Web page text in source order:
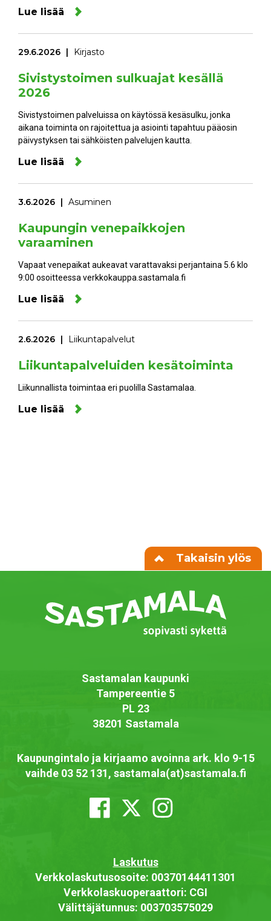
Lue lisää
29.6.2026 Kirjasto
Sivistystoimen sulkuajat kesällä
2026
Sivistystoimen palveluissa on käytössä kesäsulku, jonka
aikana toiminta on rajoitettua ja asiointi tapahtuu pääosin
päivystyksen tai sähköisten palvelujen kautta.
Lue lisää
3.6.2026 Asuminen
Kaupungin venepaikkojen
varaaminen
Vapaat venepaikat aukeavat varattavaksi perjantaina 5.6 klo
9:00 osoitteessa verkkokauppa.sastamala.fi
Lue lisää
2.6.2026 Liikuntapalvelut
Liikuntapalveluiden kesätoiminta
Liikunnallista toimintaa eri puolilla Sastamalaa.
Lue lisää
Takaisin ylös
Sastamalan kaupunki
Tampereentie 5
PL 23
38201 Sastamala
Kaupungintalo ja kirjaamo avoinna ark. klo 9-15
vaihde 03 52 131, sastamala(at)sastamala.fi
Laskutus
Verkkolaskutusosoite: 00370144411301
Verkkolaskuoperaattori: CGI
Välittäjätunnus: 003703575029